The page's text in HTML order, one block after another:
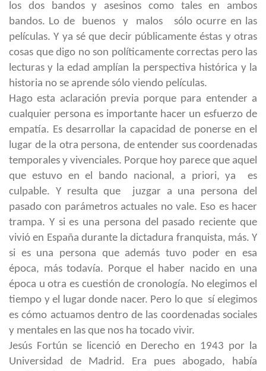
los dos bandos y asesinos como tales en ambos
bandos. Lo de buenos y malos sólo ocurre en las
películas. Y ya sé que decir públicamente éstas y otras
cosas que digo no son políticamente correctas pero las
lecturas y la edad amplían la perspectiva histórica y la
historia no se aprende sólo viendo películas.
Hago esta aclaración previa porque para entender a
cualquier persona es importante hacer un esfuerzo de
empatía. Es desarrollar la capacidad de ponerse en el
lugar de la otra persona, de entender sus coordenadas
temporales y vivenciales. Porque hoy parece que aquel
que estuvo en el bando nacional, a priori, ya es
culpable. Y resulta que juzgar a una persona del
pasado con parámetros actuales no vale. Eso es hacer
trampa. Y si es una persona del pasado reciente que
vivió en España durante la dictadura franquista, más. Y
si es una persona que además tuvo poder en esa
época, más todavía. Porque el haber nacido en una
época u otra es cuestión de cronología. No elegimos el
tiempo y el lugar donde nacer. Pero lo que sí elegimos
es cómo actuamos dentro de las coordenadas sociales
y mentales en las que nos ha tocado vivir.
Jesús Fortún se licenció en Derecho en 1943 por la
Universidad de Madrid. Era pues abogado, había